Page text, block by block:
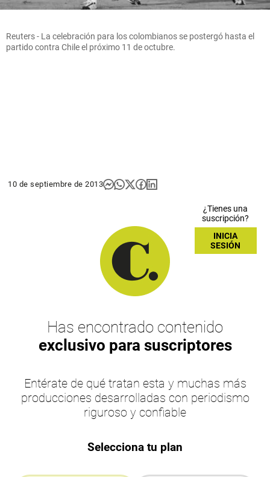
Reuters - La celebración para los colombianos se postergó hasta el
partido contra Chile el próximo 11 de octubre.
10 de septiembre de 2013
¿Tienes una
suscripción?
INICIA
SESIÓN
Has encontrado contenido
exclusivo para suscriptores
Entérate de qué tratan esta y muchas más
producciones desarrolladas con periodismo
riguroso y confiable
Selecciona tu plan